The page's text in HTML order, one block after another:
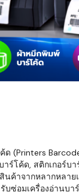
(Printers
ร์โค้ด, สติกเกอ
ากหลากหลายแ
อมเครื่องอ่านบ